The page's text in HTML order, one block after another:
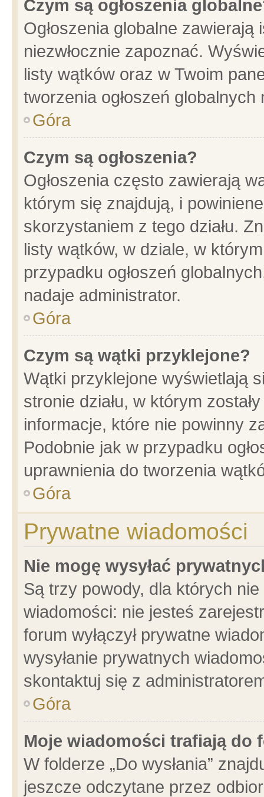
Czym są ogłoszenia
Ogłoszenia globalne
niezwłocznie zapoznać.
listy wątków oraz w Twoim
tworzenia ogłoszeń
Góra
Czym są ogłoszenia?
Ogłoszenia często zawierają
którym się znajdują, i
skorzystaniem z tego działu.
listy wątków, w dziale, w
przypadku ogłoszeń
nadaje administrator.
Góra
Czym są wątki przyklejone?
Wątki przyklejone wyświetlają
stronie działu, w którym
informacje, które nie powinny
Podobnie jak w przypadku
uprawnienia do tworzenia
Góra
Prywatne wiadomości
Nie mogę wysyłać
Są trzy powody, dla których
wiadomości: nie jesteś
forum wyłączył prywatne
wysyłanie prywatnych
skontaktuj się z
Góra
Moje wiadomości trafiają do
W folderze „Do wysłania”
jeszcze odczytane przez